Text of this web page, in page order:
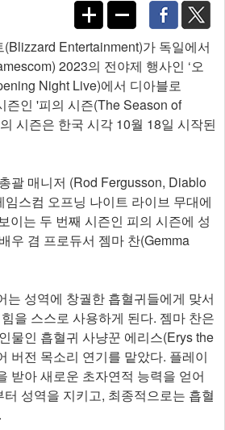
Entertainment)가 독일에서
2023의 전야제 행사인 ‘오
Night Live)에서 디아블로
즌인 '피의 시즌(The Season of
시즌은 한국 시각 10월 18일 시작된
괄 매니저 (Rod Fergusson, Diablo
스컴 오프닝 나이트 라이브 무대에
이는 두 번째 시즌인 피의 시즌에 성
우 겸 프로듀서 젬마 찬(Gemma
는 성역에 창궐한 흡혈귀들에게 맞서
을 스스로 사용하게 된다. 젬마 찬은
물인 흡혈귀 사냥꾼 에리스(Erys the
버전 목소리 연기를 맡았다. 플레이
받아 새로운 초자연적 능력을 얻어
성역을 지키고, 최종적으로는 흡혈